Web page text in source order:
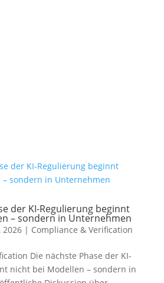
der KI-Regulierung beginnt
– sondern in Unternehmen
2026| Compliance & Verification
Die nächste Phase der KI-
nicht bei Modellen – sondern in